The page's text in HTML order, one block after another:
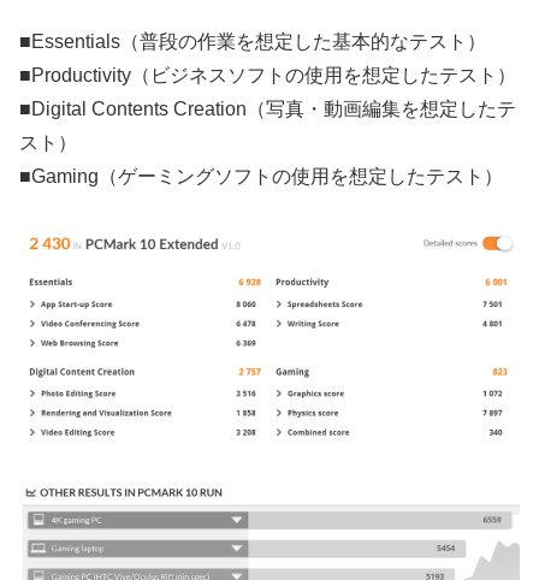
■Essentials（普段の作業を想定した基本的なテスト）
■Productivity（ビジネスソフトの使用を想定したテスト）
■Digital Contents Creation（写真・動画編集を想定したテ
スト）
■Gaming（ゲーミングソフトの使用を想定したテスト）